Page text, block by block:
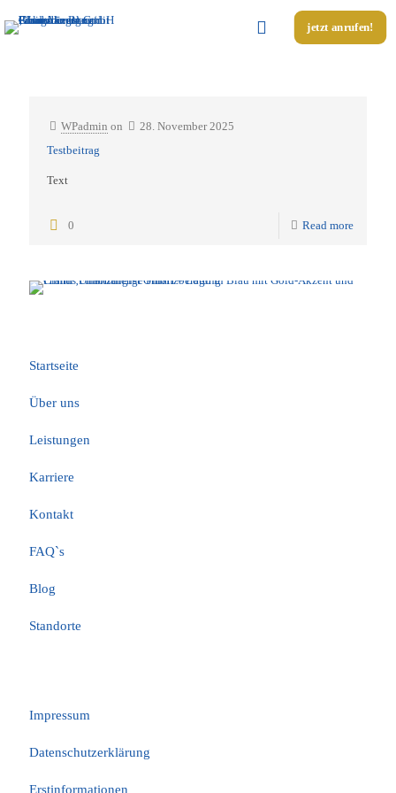
jetzt anrufen!
Show all
WPadmin on
28. November 2025
Testbeitrag
Text
0 Read more
Startseite
Über uns
Leistungen
Karriere
Kontakt
FAQ`s
Blog
Standorte
Impressum
Datenschutzerklärung
Erstinformationen